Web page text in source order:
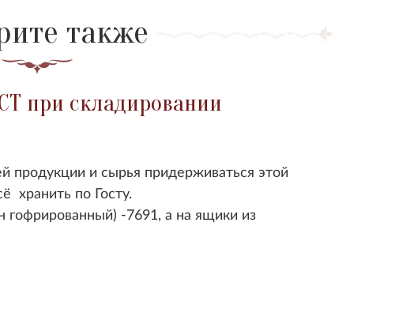
также
при складировании
и сырья придерживаться этой
хранить по Госту.
гофрированный) -7691, а на ящики из